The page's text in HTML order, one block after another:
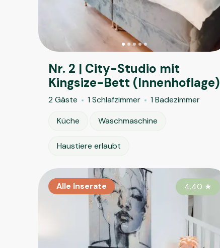
Nr. 2 | City-Studio mit
Kingsize-Bett (Innenhoflage)
2 Gäste 1 Schlafzimmer
1 Badezimmer
Küche
Waschmaschine
Haustiere erlaubt
Alle Inserate 4.40 ★